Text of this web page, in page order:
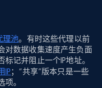
理池。有时这些代理以前
对数据收集速度产生负面
记并阻止一个IP地址。
IP ；“共享”版本只是一些
。